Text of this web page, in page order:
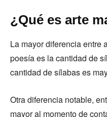
¿Qué es arte
La mayor diferencia entre
poesía es la cantidad de
cantidad de sílabas es
Otra diferencia notable,
mayor al momento de